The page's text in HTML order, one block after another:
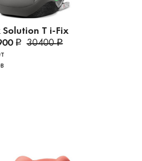
Solution T i-Fix
30400